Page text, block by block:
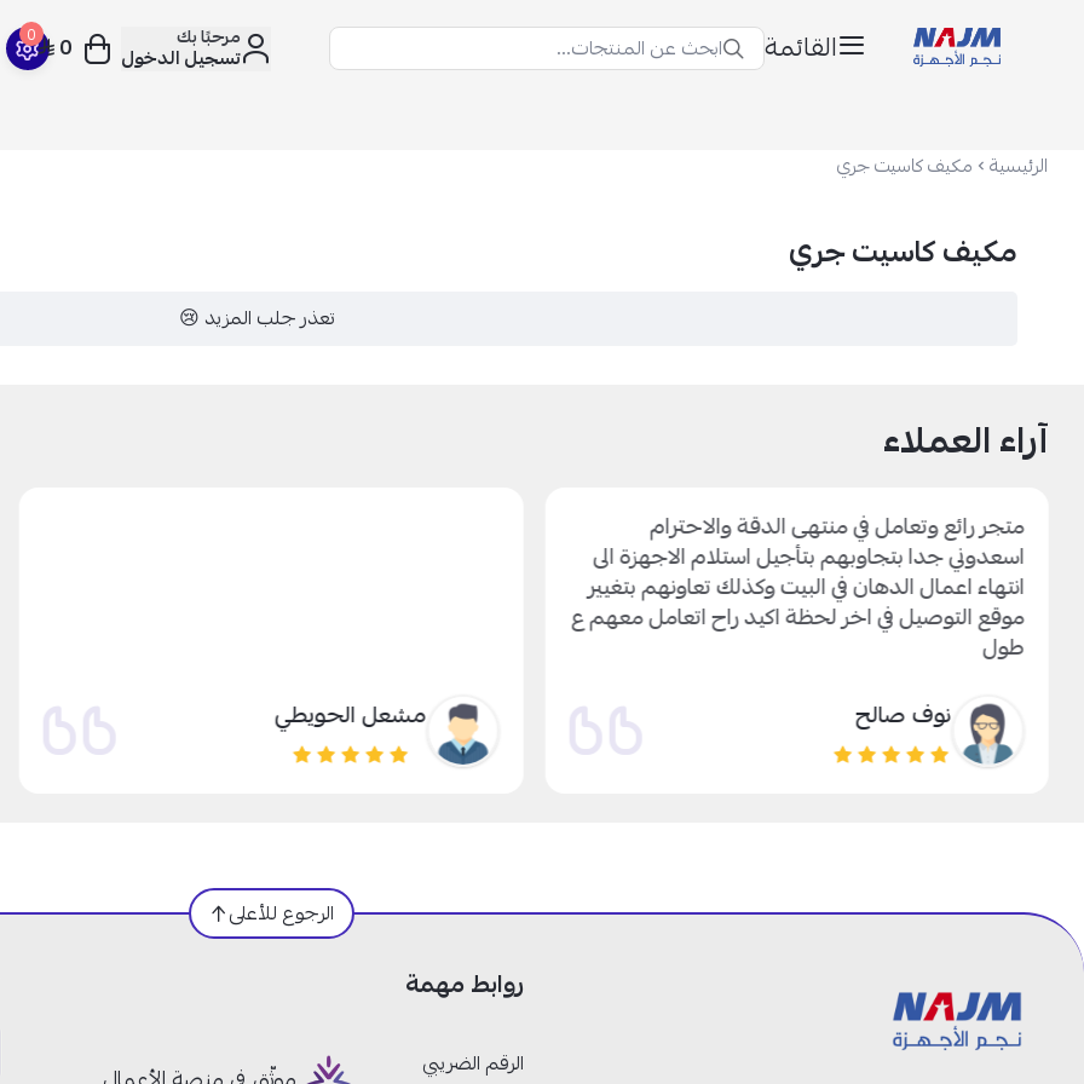
القائمة ابحث عن المنتجات... مرحبًا بك
تسجيل الدخول
0 0
الرئيسية مكيف كاسيت جري
مكيف كاسيت جري
تعذر جلب المزيد 😢
آراء العملاء
متجر رائع وتعامل في منتهى الدقة والاحترام
اسعدوني جدا بتجاوبهم بتأجيل استلام الاجهزة الى
انتهاء اعمال الدهان في البيت وكذلك تعاونهم بتغيير
موقع التوصيل في اخر لحظة اكيد راح اتعامل معهم ع
طول
نوف صالح مشعل الحويطي
الرجوع للأعلى
روابط مهمة
الرقم الضريبي